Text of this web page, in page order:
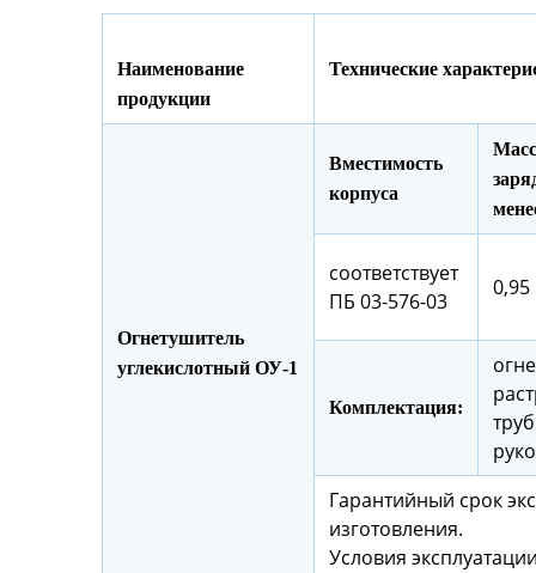
Наименование
продукции
Технические
Огнетушитель
углекислотный ОУ-1
Вместимость
корпуса
соответствует
ПБ 03-576-03
0,95
Комплектация:
Гарантийный срок
изготовления.
Условия